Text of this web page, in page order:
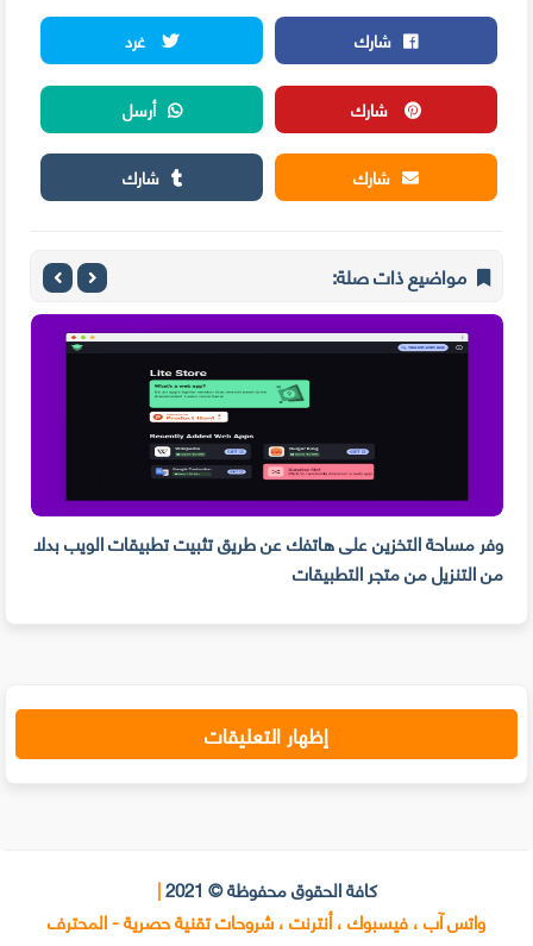
شارك
غرد
شارك
أرسل
شارك
شارك
مواضيع ذات صلة:
وفر مساحة التخزين على هاتفك عن طريق تثبيت تطبيقات الويب بدلا
من التنزيل من متجر التطبيقات
إظهار التعليقات
كافة الحقوق محفوظة © 2021 |
واتس آب ، فيسبوك ، أنترنت ، شروحات تقنية حصرية - المحترف